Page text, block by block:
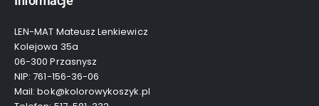
LEN-MAT Mateusz Lenkiewicz
Kolejowa 35a
06-300 Przasnysz
NIP: 761-156-36-06
Mail: bok@kolorowykoszyk.pl